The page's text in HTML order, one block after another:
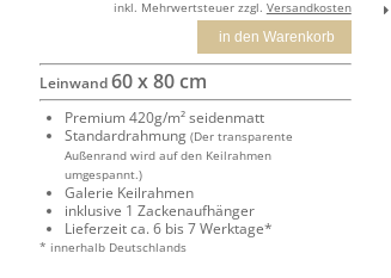
inkl. Mehrwertsteuer zzgl. Versandkosten
in den Warenkorb
Leinwand60 x 80 cm
Premium 420g/m² seidenmatt
Standardrahmung (Der transparente
Außenrand wird auf den Keilrahmen
umgespannt.)
Galerie Keilrahmen
inklusive 1 Zackenaufhänger
Lieferzeit ca. 6 bis 7 Werktage*
* innerhalb Deutschlands